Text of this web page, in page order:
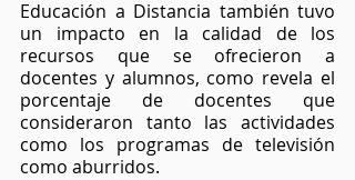
Educación a Distancia también tuvo
un impacto en la calidad de los
recursos que se ofrecieron a
docentes y alumnos, como revela el
porcentaje de docentes que
consideraron tanto las actividades
como los programas de televisión
como aburridos.